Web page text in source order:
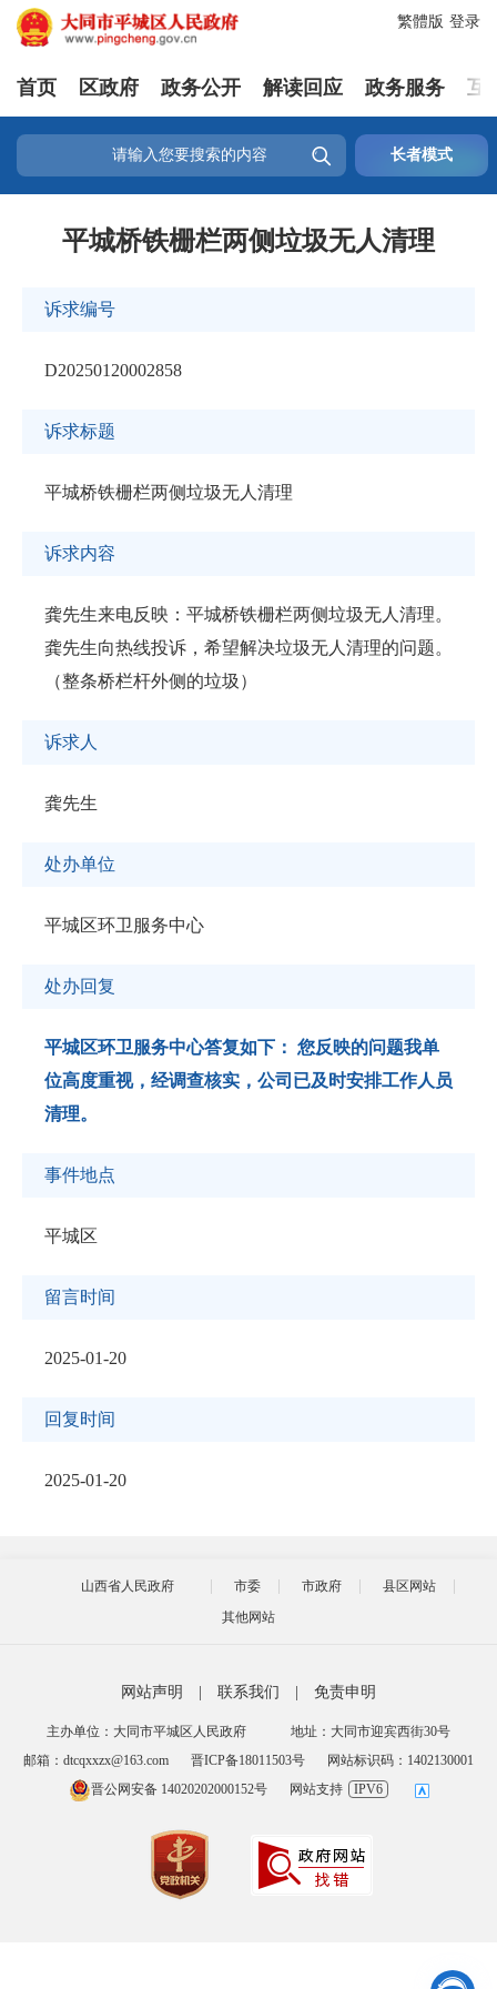
登录
繁體版
首页 区政府 政务公开 解读回应 政务服务 互
 长者模式
平城桥铁栅栏两侧垃圾无人清理
诉求编号
D20250120002858
诉求标题
平城桥铁栅栏两侧垃圾无人清理
诉求内容
龚先生来电反映：平城桥铁栅栏两侧垃圾无人清理。
龚先生向热线投诉，希望解决垃圾无人清理的问题。
（整条桥栏杆外侧的垃圾）
诉求人
龚先生
处办单位
平城区环卫服务中心
处办回复
平城区环卫服务中心答复如下： 您反映的问题我单
位高度重视，经调查核实，公司已及时安排工作人员
清理。
事件地点
平城区
留言时间
2025-01-20
回复时间
2025-01-20
山西省人民政府 市委 市政府
县区网站
其他网站
网站声明 联系我们 免责申明
主办单位：大同市平城区人民政府
地址：大同市迎宾西街30号
邮箱：dtcqxxzx@163.com
晋ICP备18011503号
网站标识码：1402130001
晋公网安备 14020202000152号
网站支持 IPV6